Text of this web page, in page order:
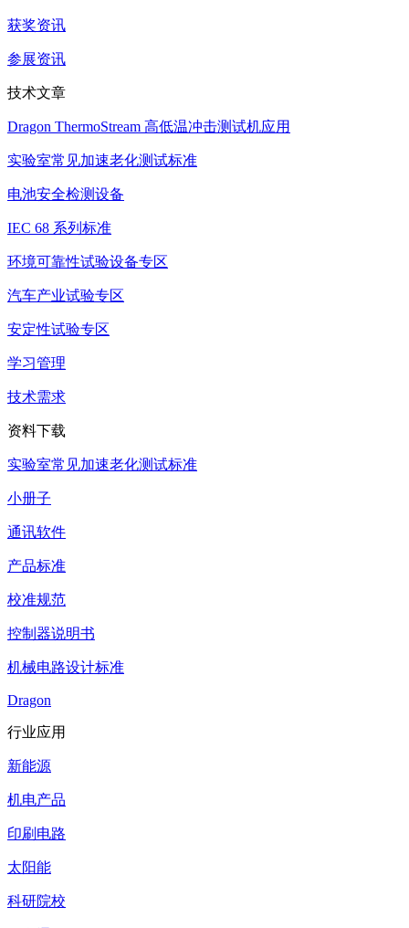
获奖资讯
参展资讯
技术文章
Dragon ThermoStream 高低温冲击测试机应用
实验室常见加速老化测试标准
电池安全检测设备
IEC 68 系列标准
环境可靠性试验设备专区
汽车产业试验专区
安定性试验专区
学习管理
技术需求
资料下载
实验室常见加速老化测试标准
小册子
通讯软件
产品标准
校准规范
控制器说明书
机械电路设计标准
Dragon
行业应用
新能源
机电产品
印刷电路
太阳能
科研院校